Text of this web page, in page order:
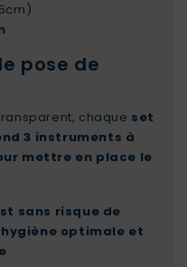
pose de
chaque set
3 instruments à
mettre en place le
sans risque de
hygiène optimale et